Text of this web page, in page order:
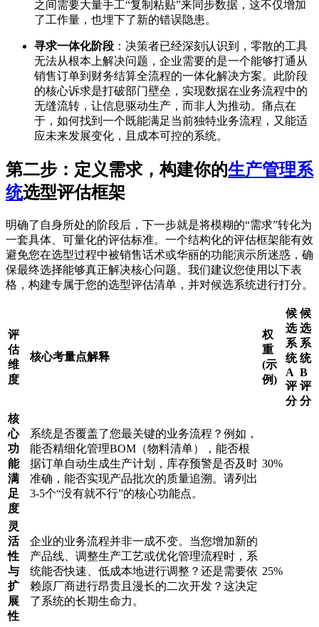
之间需要大量手工“复制粘贴”来同步数据，这不仅增加
了工作量，也埋下了新的错误隐患。
寻求一体化阶段 ：决策者已经深刻认识到，零散的工具
无法从根本上解决问题，企业需要的是一个能够打通从
销售订单到财务结算全流程的一体化解决方案。此阶段
的核心诉求是打破部门壁垒，实现数据在业务流程中的
无缝流转，让信息驱动生产，而非人为推动。痛点在
于，如何找到一个既能满足当前独特业务流程，又能适
应未来发展变化，且成本可控的系统。
第二步：定义需求，构建你的生产管理系
统选型评估框架
明确了自身所处的阶段后，下一步就是将模糊的“需求”转化为
一套具体、可量化的评估标准。一个结构化的评估框架能有效
避免您在选型过程中被销售话术或华丽的功能演示所迷惑，确
保最终选择能够真正解决核心问题。我们建议您使用以下表
格，构建专属于您的选型评估清单，并对候选系统进行打分。
评
估
维
度
核心考量点解释
权
重
(示
例)
候
选
系
统
A
评
分
候
选
系
统
B
评
分
核
心
功
能
满
足
度
系统是否覆盖了您最关键的业务流程？例如，
能否精细化管理BOM（物料清单），能否根
据订单自动生成生产计划，库存预警是否及时
准确，能否实现产品批次的质量追溯。请列出
3-5个“没有就不行”的核心功能点。
30%
灵
活
性
与
扩
展
性
企业的业务流程并非一成不变。当您增加新的
产品线、调整生产工艺或优化管理流程时，系
统能否快速、低成本地进行调整？还是需要依
赖原厂商进行昂贵且漫长的二次开发？这决定
了系统的长期生命力。
25%